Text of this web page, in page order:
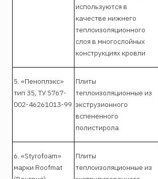
используются в
качестве нижнего
теплоизоляционного
слоя в многослойных
конструкциях кровли
5. «Пеноплэкс»
тип 35, ТУ 5767-
002-46261013-99
Плиты
теплоизоляционные из
экструзионного
вспененного
полистирола
6. «Styrofoam»
марки Roofmat
Плиты
теплоизоляционные из